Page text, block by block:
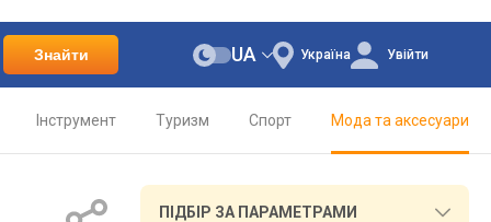
Знайти Україна
UA Увійти
Інструмент Туризм Спорт Мода та аксесуари
ПІДБІР ЗА ПАРАМЕТРАМИ